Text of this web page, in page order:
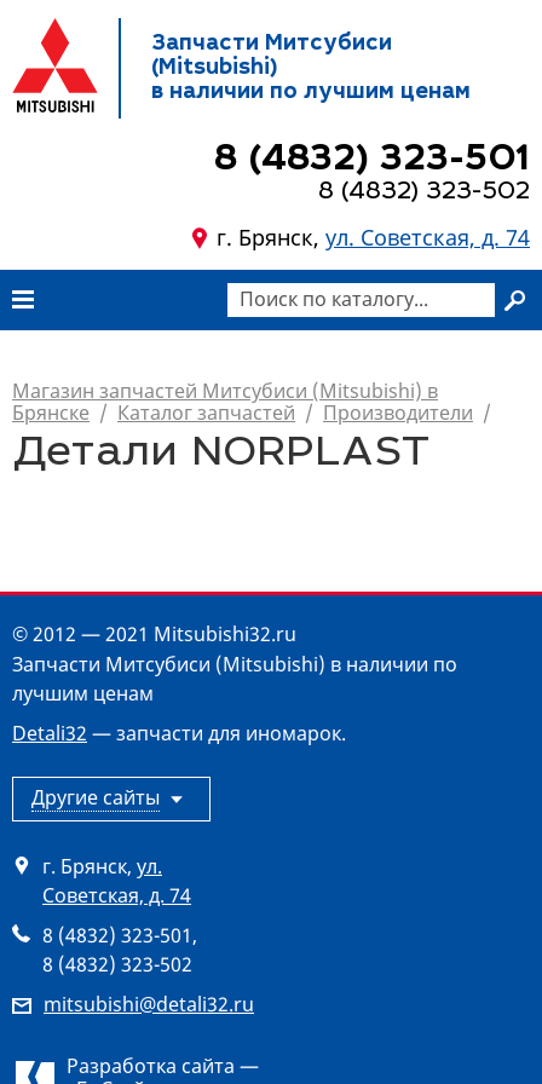
Запчасти Митсубиси
(Mitsubishi)
в наличии по лучшим ценам
8 (4832) 323-501
8 (4832) 323-502
г. Брянск, ул. Советская, д. 74
Магазин запчастей Митсубиси (Mitsubishi) в
Брянске / Каталог запчастей / Производители /
Детали NORPLAST
© 2012 — 2021 Mitsubishi32.ru
Запчасти Митсубиси (Mitsubishi) в наличии по
лучшим ценам
Detali32 — запчасти для иномарок.
Другие сайты
г. Брянск, ул.
Советская, д. 74
8 (4832) 323-501,
8 (4832) 323-502
mitsubishi@detali32.ru
Разработка сайта —